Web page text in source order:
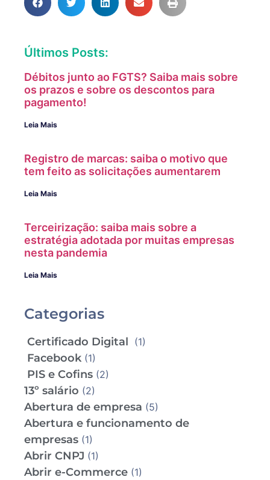
Últimos Posts:
Débitos junto ao FGTS? Saiba mais sobre
os prazos e sobre os descontos para
pagamento!
Leia Mais
Registro de marcas: saiba o motivo que
tem feito as solicitações aumentarem
Leia Mais
Terceirização: saiba mais sobre a
estratégia adotada por muitas empresas
nesta pandemia
Leia Mais
Categorias
Certificado Digital (1)
Facebook(1)
PIS e Cofins (2)
13º salário (2)
Abertura de empresa (5)
Abertura e funcionamento de
empresas (1)
Abrir CNPJ (1)
Abrir e-Commerce (1)